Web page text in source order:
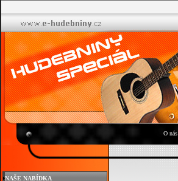
O nás
NAŠE NABÍDKA